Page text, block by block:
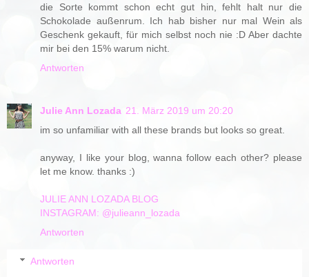
die Sorte kommt schon echt gut hin, fehlt halt nur die
Schokolade außenrum. Ich hab bisher nur mal Wein als
Geschenk gekauft, für mich selbst noch nie :D Aber dachte
mir bei den 15% warum nicht.
Antworten
Julie Ann Lozada 21. März 2019 um 20:20
im so unfamiliar with all these brands but looks so great.
anyway, I like your blog, wanna follow each other? please
let me know. thanks :)
JULIE ANN LOZADA BLOG
INSTAGRAM: @julieann_lozada
Antworten
Antworten